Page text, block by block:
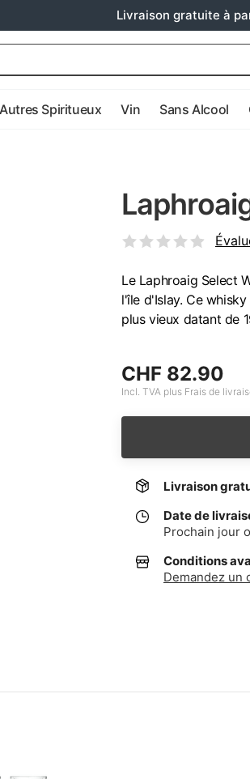
Livraison gratuite à
Autres Spiritueux Vin Sans Alcool
Le Laphroaig Select
l'île d'Islay. Ce
plus vieux datant de
CHF 82.90
Incl. TVA plus Frais de
Livraison
Date de
Prochain jour
Conditions
Demandez un